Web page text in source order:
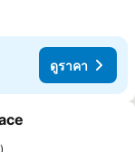
ดูราคา
โปรด